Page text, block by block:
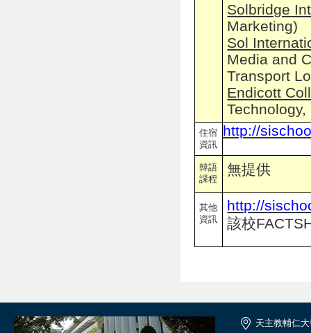
Solbridge
Marketing)
Sol
Media and
Transport
Endicott
住宿
資訊
http://
韓語
課程
無提供
其他
資訊
http://
該校
天主教輔仁